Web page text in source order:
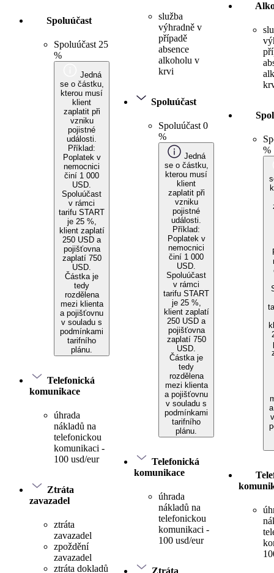
Spoluúčast
Spoluúčast 25
%
Jedná
se o částku,
kterou musí
klient
zaplatit při
vzniku
pojistné
události.
Příklad:
Poplatek v
nemocnici
činí 1 000
USD.
Spoluúčast
v rámci
tarifu START
je 25 %,
klient zaplatí
250 USD a
pojišťovna
zaplatí 750
USD.
Částka je
tedy
rozdělena
mezi klienta
a pojišťovnu
v souladu s
podmínkami
tarifního
plánu.
Telefonická
komunikace
úhrada
nákladů na
telefonickou
komunikaci -
100 usd/eur
Ztráta
zavazadel
ztráta
zavazadel
zpoždění
zavazadel
ztráta dokladů
služba
výhradně v
případě
absence
alkoholu v
krvi
Spoluúčast
Spoluúčast 0
%
Jedná
se o částku,
kterou musí
klient
zaplatit při
vzniku
pojistné
události.
Příklad:
Poplatek v
nemocnici
činí 1 000
USD.
Spoluúčast
v rámci
tarifu START
je 25 %,
klient zaplatí
250 USD a
pojišťovna
zaplatí 750
USD.
Částka je
tedy
rozdělena
mezi klienta
a pojišťovnu
v souladu s
podmínkami
tarifního
plánu.
Telefonická
komunikace
úhrada
nákladů na
telefonickou
komunikaci -
100 usd/eur
Ztráta
%